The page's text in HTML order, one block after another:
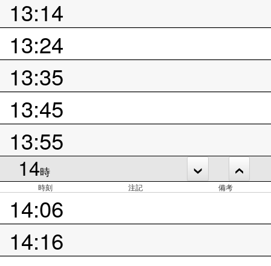
13:14
13:24
13:35
13:45
13:55
14時
時刻 注記 備考
14:06
14:16